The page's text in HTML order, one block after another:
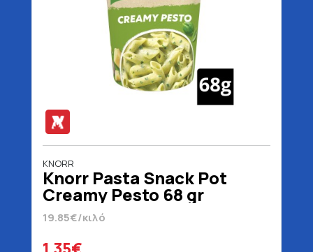
KNORR
Knorr Pasta Snack Pot
Creamy Pesto 68 gr
19.85€/κιλό